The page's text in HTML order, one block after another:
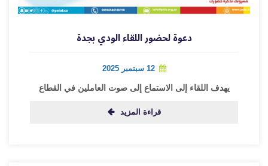
دعوة لحضور اللقاء الودي بجدة
12 سبتمبر 2025
يهدف اللقاء إلى الاستماع إلى صوت العاملين في القطاع
قراءة المزيد